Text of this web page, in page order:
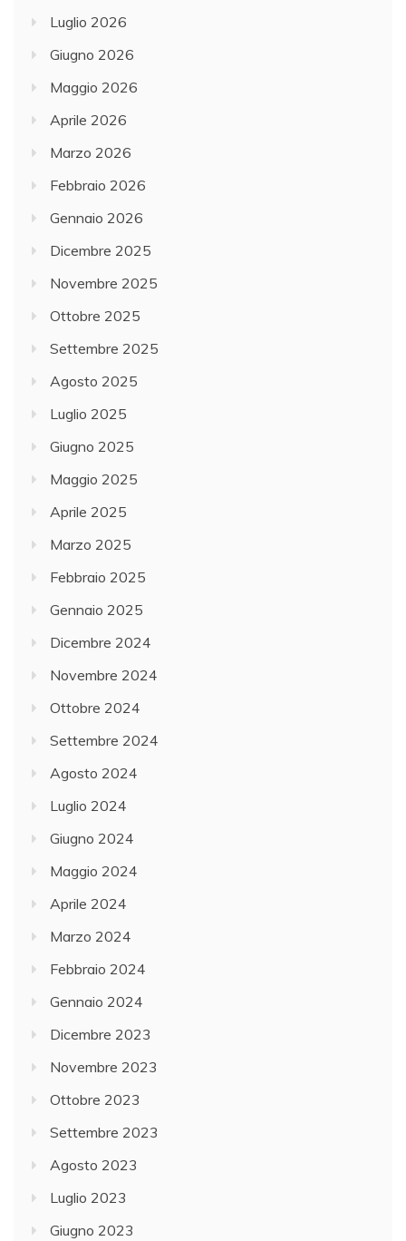
Luglio 2026
Giugno 2026
Maggio 2026
Aprile 2026
Marzo 2026
Febbraio 2026
Gennaio 2026
Dicembre 2025
Novembre 2025
Ottobre 2025
Settembre 2025
Agosto 2025
Luglio 2025
Giugno 2025
Maggio 2025
Aprile 2025
Marzo 2025
Febbraio 2025
Gennaio 2025
Dicembre 2024
Novembre 2024
Ottobre 2024
Settembre 2024
Agosto 2024
Luglio 2024
Giugno 2024
Maggio 2024
Aprile 2024
Marzo 2024
Febbraio 2024
Gennaio 2024
Dicembre 2023
Novembre 2023
Ottobre 2023
Settembre 2023
Agosto 2023
Luglio 2023
Giugno 2023